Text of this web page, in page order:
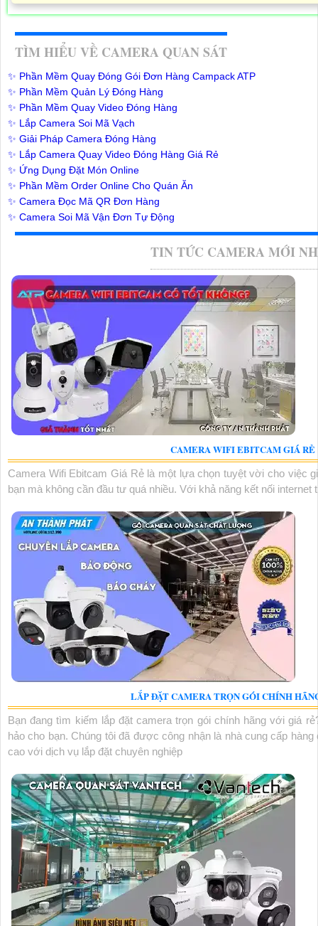
TÌM HIỂU VỀ CAMERA QUAN SÁT
✨ Phần Mềm Quay Đóng Gói Đơn Hàng Campack ATP
✨ Phần Mềm Quản Lý Đóng Hàng
✨ Phần Mềm Quay Video Đóng Hàng
✨ Lắp Camera Soi Mã Vạch
✨ Giải Pháp Camera Đóng Hàng
✨ Lắp Camera Quay Video Đóng Hàng Giá Rẻ
✨ Ứng Dụng Đặt Món Online
✨ Phần Mềm Order Online Cho Quán Ăn
✨ Camera Đọc Mã QR Đơn Hàng
✨ Camera Soi Mã Vận Đơn Tự Động
TIN TỨC CAMERA MỚI
CAMERA WIFI EBITCAM GIÁ RẺ
Camera Wifi Ebitcam Giá Rẻ là một lựa chọn tuyệt vời cho việc
bạn mà không cần đầu tư quá nhiều. Với khả năng kết nối internet
LẮP ĐẶT CAMERA TRỌN GÓI CHÍNH
Bạn đang tìm kiếm lắp đặt camera trọn gói chính hãng với giá
hảo cho bạn. Chúng tôi đã được công nhận là nhà cung cấp
cao với dịch vụ lắp đặt chuyên nghiệp